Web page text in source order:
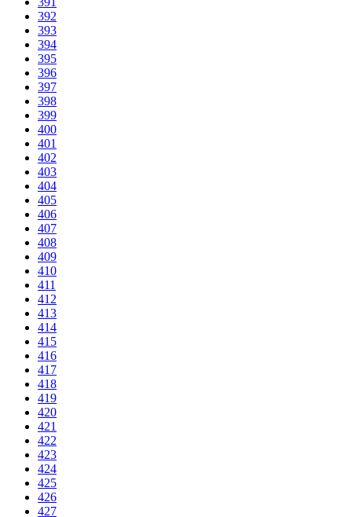
392
393
394
395
396
397
398
399
400
401
402
403
404
405
406
407
408
409
410
411
412
413
414
415
416
417
418
419
420
421
422
423
424
425
426
427